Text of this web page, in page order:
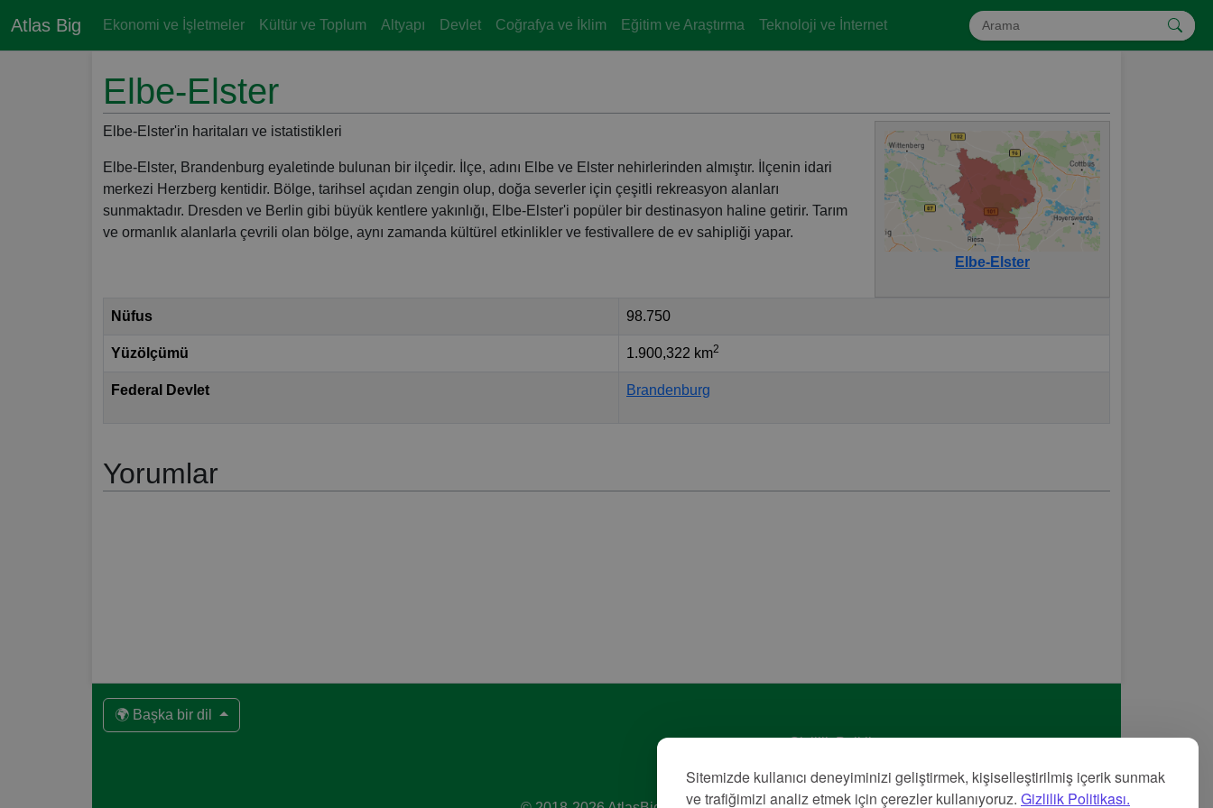
Sitemizde kullanıcı deneyiminizi geliştirmek, kişiselleştirilmiş içerik sunmak
ve trafiğimizi analiz etmek için çerezler kullanıyoruz. Gizlilik Politikası.
Atlas Big Ekonomi ve İşletmeler Kültür ve Toplum Altyapı Devlet Coğrafya ve İklim Eğitim ve Araştırma Teknoloji ve İnternet
Elbe-Elster
Elbe-Elster'in haritaları ve istatistikleri
Elbe-Elster, Brandenburg eyaletinde bulunan bir ilçedir. İlçe, adını Elbe ve Elster nehirlerinden almıştır. İlçenin idari
merkezi Herzberg kentidir. Bölge, tarihsel açıdan zengin olup, doğa severler için çeşitli rekreasyon alanları
sunmaktadır. Dresden ve Berlin gibi büyük kentlere yakınlığı, Elbe-Elster'i popüler bir destinasyon haline getirir. Tarım
ve ormanlık alanlarla çevrili olan bölge, aynı zamanda kültürel etkinlikler ve festivallere de ev sahipliği yapar.
Elbe-Elster
Nüfus 98.750
Yüzölçümü 1.900,322 km2
Federal Devlet Brandenburg
Yorumlar
🌍 Başka bir dil
Gizlilik Politikası
Künye